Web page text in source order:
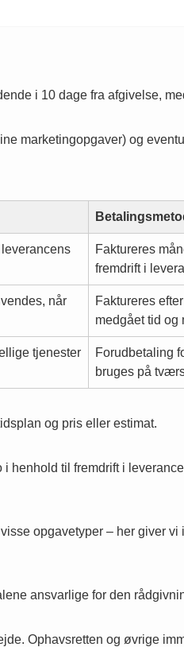
i 10 dage fra afgivelse,
marketingopgaver) og
leverancens
Faktureres
fremdrift i
når
Faktureres
medgået tid og
tjenester
Forudbetaling
bruges på
og pris eller estimat.
henhold til fremdrift i
opgavetyper – her giver vi
ansvarlige for den
Ophavsretten og øvrige